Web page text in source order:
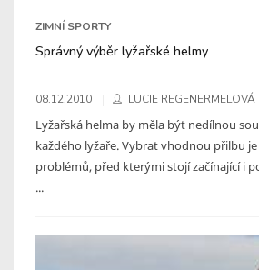
ZIMNÍ SPORTY
Správný výběr lyžařské helmy
08.12.2010 LUCIE REGENERMELOVÁ
Lyžařská helma by měla být nedílnou
každého lyžaře. Vybrat vhodnou přilbu
problémů, před kterými stojí začínající i
...